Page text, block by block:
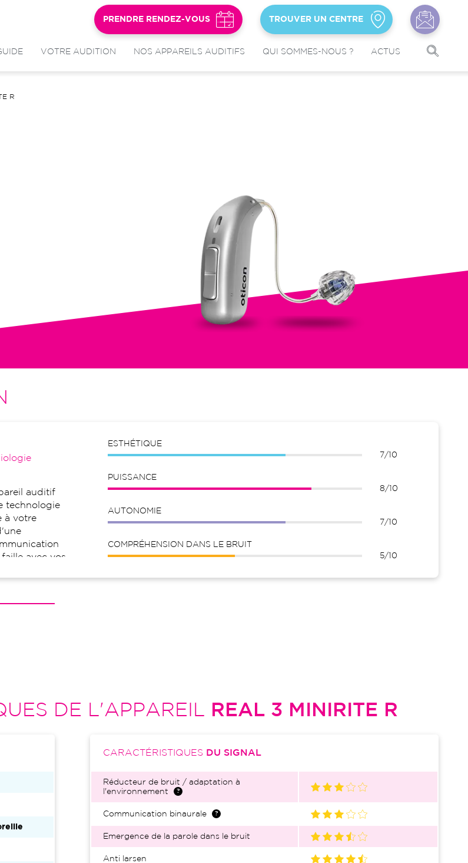
VOTRE AUDITION NOS APPAREILS AUDITIFS QUI SOMMES-NOUS ? ACTUS
PRENDRE RENDEZ-VOUS TROUVER UN CENTRE
R
auditif
technologie
à votre
avec vos
ESTHÉTIQUE
7/10
PUISSANCE
8/10
AUTONOMIE
7/10
COMPRÉHENSION DANS LE BRUIT
5/10
DE L'APPAREIL REAL 3 MINIRITE R
CARACTÉRISTIQUES DU SIGNAL
Réducteur de bruit / adaptation à
l'environnement
Communication binaurale
Emergence de la parole dans le bruit
Anti larsen